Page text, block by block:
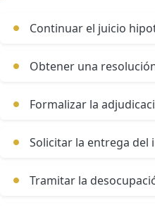
Continuar el juicio
Obtener una
Formalizar la
Solicitar la entrega del
Tramitar la